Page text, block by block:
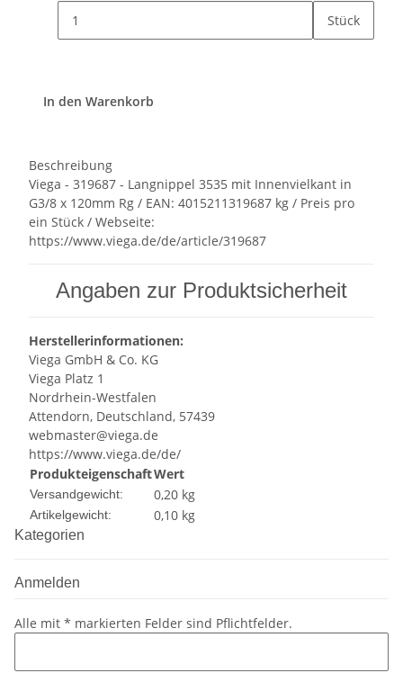
Stück
In den Warenkorb
Beschreibung
Viega - 319687 - Langnippel 3535 mit Innenvielkant in
G3/8 x 120mm Rg / EAN: 4015211319687 kg / Preis pro
ein Stück / Webseite:
https://www.viega.de/de/article/319687
Angaben zur Produktsicherheit
Herstellerinformationen:
Viega GmbH & Co. KG
Viega Platz 1
Nordrhein-Westfalen
Attendorn, Deutschland, 57439
webmaster@viega.de
https://www.viega.de/de/
ProdukteigenschaftWert
Versandgewicht: 0,20 kg
Artikelgewicht: 0,10 kg
Kategorien
Anmelden
Alle mit * markierten Felder sind Pflichtfelder.